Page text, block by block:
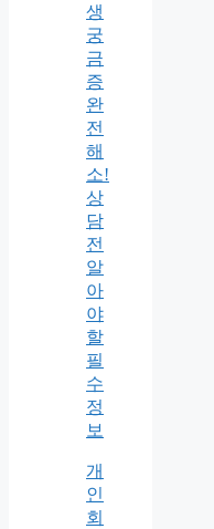
생
궁
금
증
완
전
해
소!
상
담
전
알
아
야
할
필
수
정
보
개
인
회